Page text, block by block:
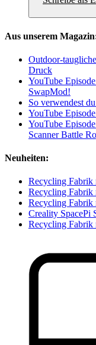
Aus unserem
Outdoor-
Druck
YouTube
SwapMod!
So verwendest
YouTube
YouTube
Scanner Battle
Neuheiten:
Recycling Fabrik
Recycling
Recycling
Creality SpacePi
Recycling Fabrik